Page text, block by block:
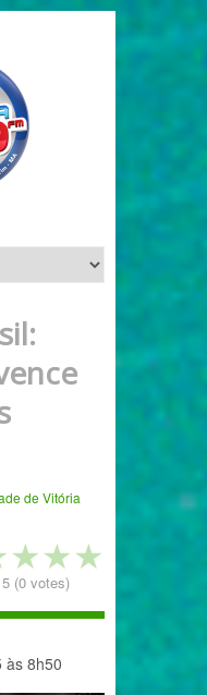
de Vitória
★★★
5 (0 votes)
às 8h50